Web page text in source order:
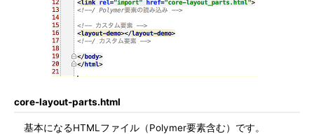
core-layout-parts.html
基本になるHTMLファイル（Polymer要素含む）です。